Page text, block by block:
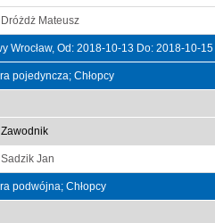
Dróżdż Mateusz
Wrocław, Od: 2018-10-13 Do: 2018-10-15
pojedyncza; Chłopcy
Zawodnik
Sadzik Jan
podwójna; Chłopcy